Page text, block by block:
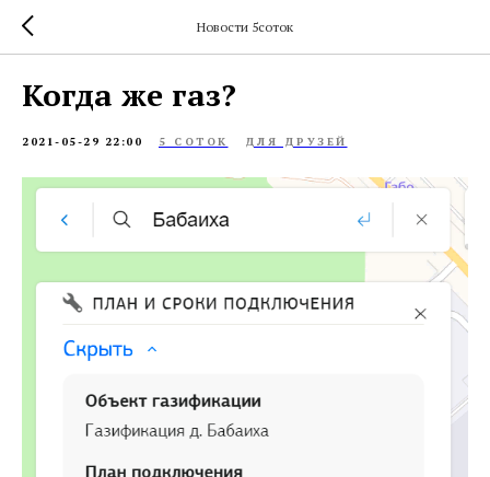
Новости 5соток
Когда же газ?
2021-05-29 22:00 5 СОТОК ДЛЯ ДРУЗЕЙ